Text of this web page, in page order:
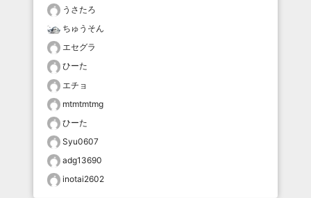
うさたろ
ちゅうそん
エセグラ
ひーた
エチョ
mtmtmtmg
ひーた
Syu0607
adg13690
inotai2602